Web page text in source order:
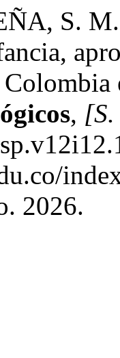
S.
,
2026.